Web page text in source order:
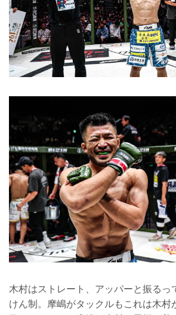
木村はストレート、アッパーと振るっ
けん制。摩嶋がタックルもこれは木村